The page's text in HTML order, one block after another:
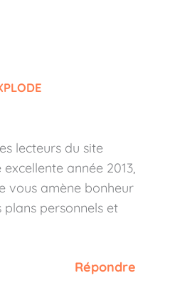
lecteurs du site
année 2013,
vous amène bonheur
plans personnels et
Répondre